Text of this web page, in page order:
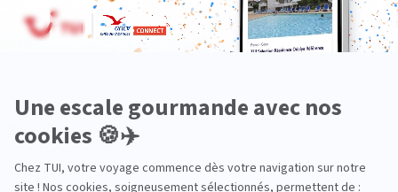
City Trips
Croisières
Culture